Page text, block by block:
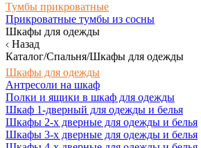
Тумбы прикроватные
Прикроватные тумбы из сосны
Шкафы для одежды
Назад
Каталог/Спальня/Шкафы для одежды
Шкафы для одежды
Антресоли на шкаф
Полки и ящики в шкаф для одежды
Шкаф 1-дверный для одежды и белья
Шкафы 2-х дверные для одежды и белья
Шкафы 3-х дверные для одежды и белья